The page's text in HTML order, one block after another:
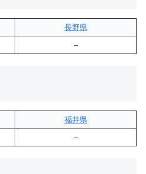
長野県
–
福井県
–